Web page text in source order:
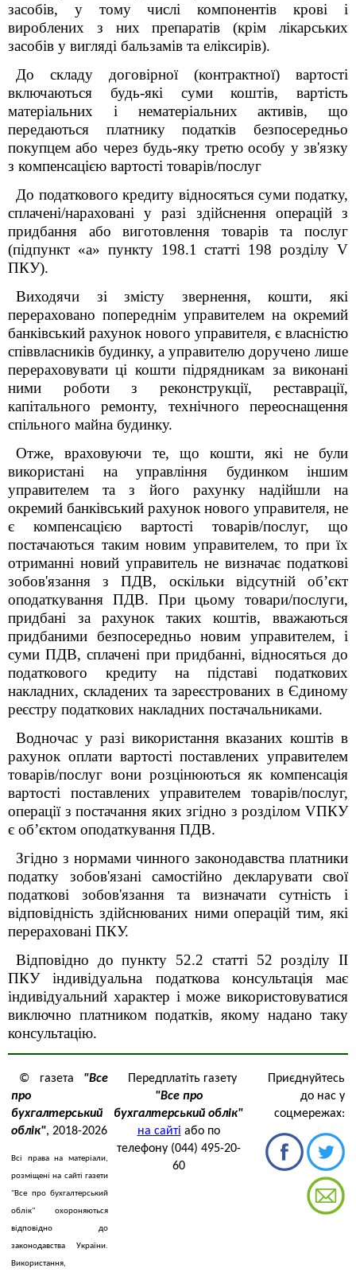
засобів, у тому числі компонентів крові і
вироблених з них препаратів (крім лікарських
засобів у вигляді бальзамів та еліксирів).
До складу договірної (контрактної) вартості
включаються будь-які суми коштів, вартість
матеріальних і нематеріальних активів, що
передаються платнику податків безпосередньо
покупцем або через будь-яку третю особу у зв'язку
з компенсацією вартості товарів/послуг
До податкового кредиту відносяться суми податку,
сплачені/нараховані у разі здійснення операцій з
придбання або виготовлення товарів та послуг
(підпункт «а» пункту 198.1 статті 198 розділу V
ПКУ).
Виходячи зі змісту звернення, кошти, які
перераховано попереднім управителем на окремий
банківський рахунок нового управителя, є власністю
співвласників будинку, а управителю доручено лише
перераховувати ці кошти підрядникам за виконані
ними роботи з реконструкції, реставрації,
капітального ремонту, технічного переоснащення
спільного майна будинку.
Отже, враховуючи те, що кошти, які не були
використані на управління будинком іншим
управителем та з його рахунку надійшли на
окремий банківський рахунок нового управителя, не
є компенсацією вартості товарів/послуг, що
постачаються таким новим управителем, то при їх
отриманні новий управитель не визначає податкові
зобов'язання з ПДВ, оскільки відсутній об’єкт
оподаткування ПДВ. При цьому товари/послуги,
придбані за рахунок таких коштів, вважаються
придбаними безпосередньо новим управителем, і
суми ПДВ, сплачені при придбанні, відносяться до
податкового кредиту на підставі податкових
накладних, складених та зареєстрованих в Єдиному
реєстру податкових накладних постачальниками.
Водночас у разі використання вказаних коштів в
рахунок оплати вартості поставлених управителем
товарів/послуг вони розцінюються як компенсація
вартості поставлених управителем товарів/послуг,
операції з постачання яких згідно з розділом VПКУ
є об’єктом оподаткування ПДВ.
Згідно з нормами чинного законодавства платники
податку зобов'язані самостійно декларувати свої
податкові зобов'язання та визначати сутність і
відповідність здійснюваних ними операцій тим, які
перераховані ПКУ.
Відповідно до пункту 52.2 статті 52 розділу ІІ
ПКУ індивідуальна податкова консультація має
індивідуальний характер і може використовуватися
виключно платником податків, якому надано таку
консультацію.
© газета "Все
про
бухгалтерський
облік", 2018-2026
Всі права на матеріали,
розміщені на сайті газети
"Все про бухгалтерський
облік" охороняються
відповідно до
законодавства України.
Використання,
Передплатіть газету
"Все про
бухгалтерський облік"
на сайті або по
телефону (044) 495-20-
60
Приєднуйтесь
до нас у
соцмережах: